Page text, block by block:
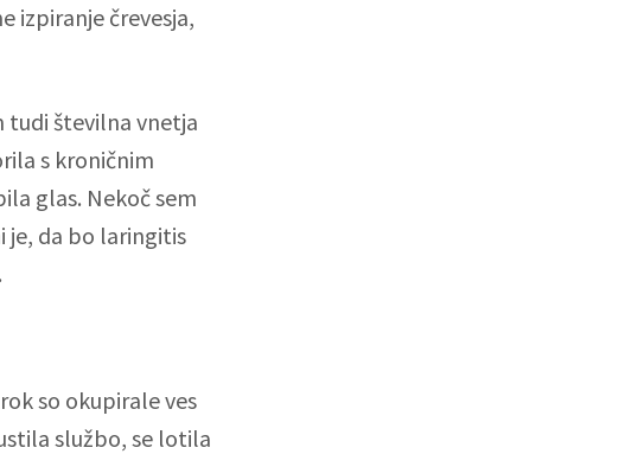
izpiranje črevesja,
tudi številna vnetja
s kroničnim
glas. Nekoč sem
je, da bo laringitis
so okupirale ves
službo, se lotila